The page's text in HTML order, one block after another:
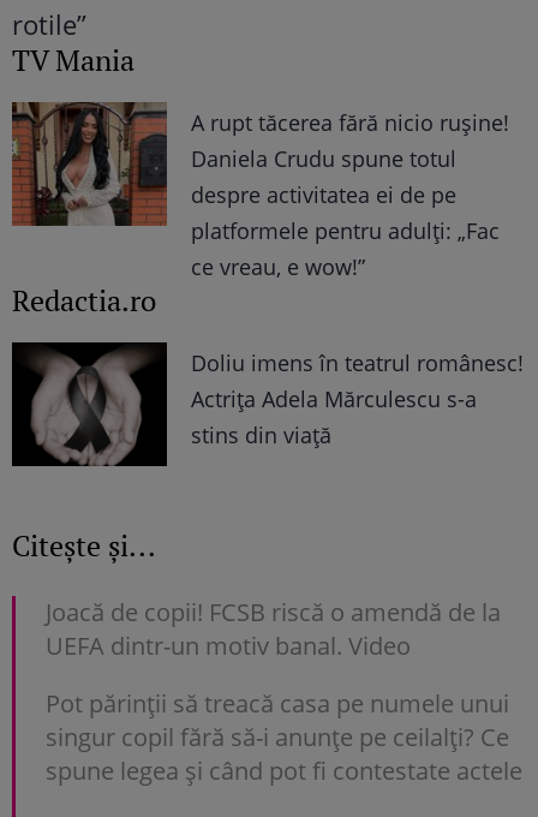
TV Mania
A rupt tăcerea fără nicio rușine!
Daniela Crudu spune totul
despre activitatea ei de pe
platformele pentru adulți: „Fac
ce vreau, e wow!”
Redactia.ro
Doliu imens în teatrul românesc!
Actrița Adela Mărculescu s-a
stins din viață
Citește și...
Joacă de copii! FCSB riscă o amendă de la
UEFA dintr-un motiv banal. Video
Pot părinții să treacă casa pe numele unui
singur copil fără să-i anunțe pe ceilalți? Ce
spune legea și când pot fi contestate actele